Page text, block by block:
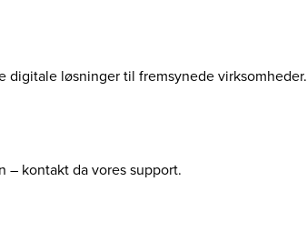
digitale løsninger til fremsynede virksomheder.
– kontakt da vores support.